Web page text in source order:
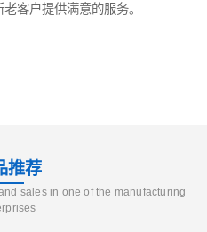
客户提供满意的服务。
推荐
sales in one of the manufacturing